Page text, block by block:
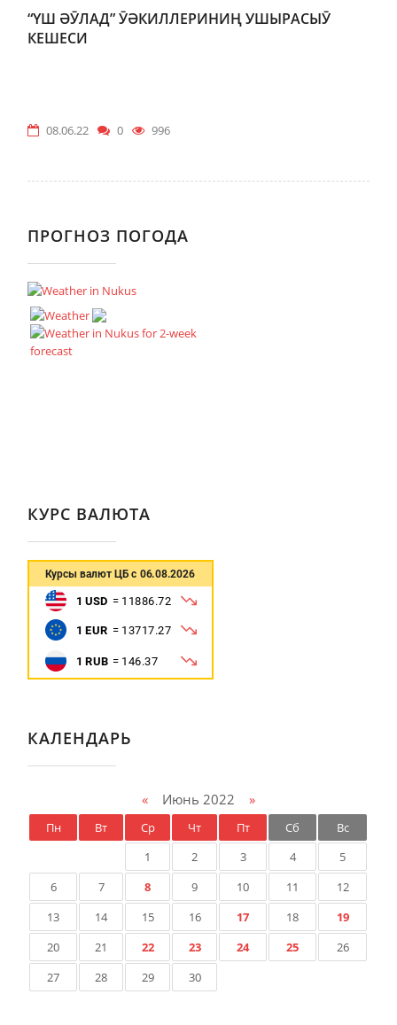
“ҮШ ӘӮЛАД” ӮӘКИЛЛЕРИНИҢ УШЫРАСЫӮ
КЕШЕСИ
08.06.22 0 996
ПРОГНОЗ ПОГОДА
КУРС ВАЛЮТА
КАЛЕНДАРЬ
«Июнь 2022 »
Пн Вт Ср Чт Пт Сб
Вс
1
2 3 4
5
6
7 8 9 10 11
12
13
14 15 16 17 18
19
20
21 22 23 24 25
26
27
28 29 30